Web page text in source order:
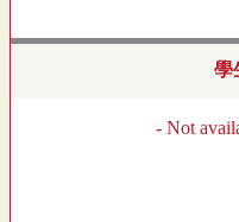
學
- Not